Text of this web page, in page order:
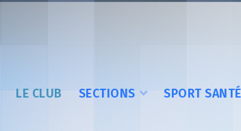
LE CLUB SECTIONS SPORT SANTÉ